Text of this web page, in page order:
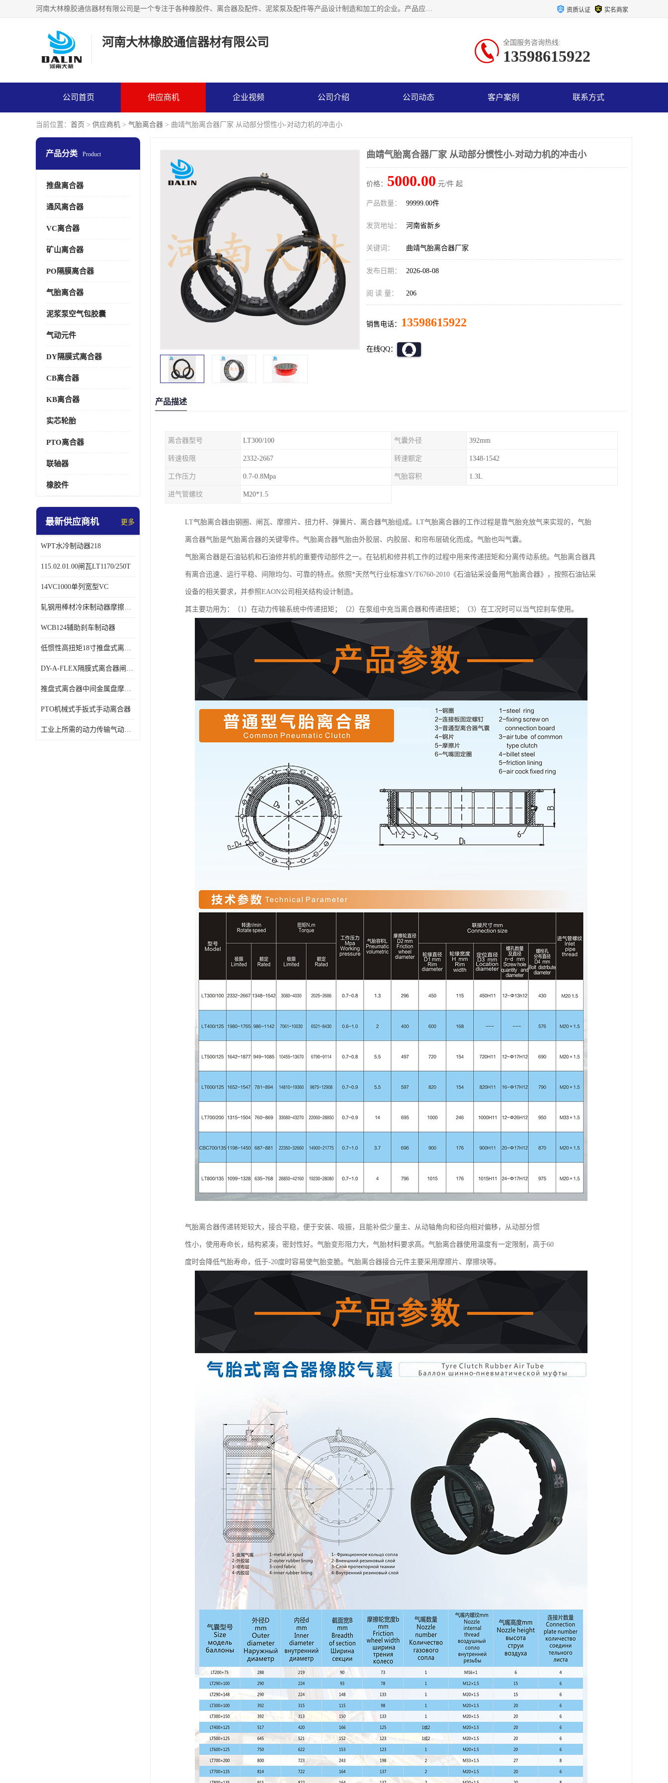
河南大林橡胶通信器材有限公司是一个专注于各种橡胶件、离合器及配件、泥浆泵及配件等产品设计制造和加工的企业。产品应用于矿山、冶金、石油、钢铁、化工、水泥、船舶、造纸、通用机械等各种大功率机械传动或制动装置。 资质认证 实名商家
河南大林橡胶通信器材有限公司 全国服务咨询热线:
13598615922
公司首页 供应商机 企业视频 公司介绍 公司动态 客户案例 联系方式
当前位置： 首页 > 供应商机 > 气胎离合器 > 曲靖气胎离合器厂家 从动部分惯性小-对动力机的冲击小
产品分类 Product
推盘离合器
通风离合器
VC离合器
矿山离合器
PO隔膜离合器
气胎离合器
泥浆泵空气包胶囊
气动元件
DY隔膜式离合器
CB离合器
KB离合器
实芯轮胎
PTO离合器
联轴器
橡胶件
最新供应商机 更多
WPT水冷制动器218
115.02.01.00闸瓦LT1170/250T
14VC1000单列宽型VC
轧钢用棒材冷床制动器摩擦片218
WCB124辅助刹车制动器
低惯性高扭矩18寸推盘式离合器中心盘齿盘W18-11-101
DY-A-FLEX隔膜式离合器闸瓦总成7015125A
推盘式离合器中间金属盘摩擦盘18寸
PTO机械式手扳式手动离合器
工业上所需的动力传输气动离合器WCB424
曲靖气胎离合器厂家 从动部分惯性小-对动力机的冲击小
价格： 5000.00 元/件 起
产品数量： 99999.00件
发货地址： 河南省新乡
关键词： 曲靖气胎离合器厂家
发布日期： 2026-08-08
阅 读 量： 206
销售电话： 13598615922
在线QQ：
产品描述
离合器型号 LT300/100 气囊外径 392mm
转速极限 2332-2667 转速额定 1348-1542
工作压力 0.7-0.8Mpa 气胎容积 1.3L
进气管螺纹 M20*1.5
LT气胎离合器由钢圈、闸瓦、摩擦片、扭力杆、弹簧片、离合器气胎组成。LT气胎离合器的工作过程是靠气胎充放气来实现的，气胎
离合器气胎是气胎离合器的关键零件。气胎离合器气胎由外胶层、内胶层、和帘布层硫化而成。气胎也叫气囊。
气胎离合器是石油钻机和石油修井机的重要传动部件之一。在钻机和修井机工作的过程中用来传递扭矩和分离传动系统。气胎离合器具
有离合迅速、运行平稳、间隙均匀、可靠的特点。依照*天然气行业标准SY/T6760-2010《石油钻采设备用气胎离合器》，按照石油钻采
设备的相关要求，并参照EAON公司相关结构设计制造。
其主要功用为：（1）在动力传输系统中传递扭矩；（2）在泵组中充当离合器和传递扭矩；（3）在工况时可以当气控刹车使用。
气胎离合器传递转矩较大，接合平稳，便于安装、吸振，且能补偿少量主、从动轴角向和径向相对偏移，从动部分惯
性小，使用寿命长，结构紧凑，密封性好。气胎变形阻力大，气胎材料要求高。气胎离合器使用温度有一定限制，高于60
度时会降低气胎寿命，低于-20度时容易使气胎变脆。气胎离合器接合元件主要采用摩擦片、摩擦块等。